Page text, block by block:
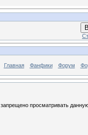
Главная Фанфики Форум
просматривать